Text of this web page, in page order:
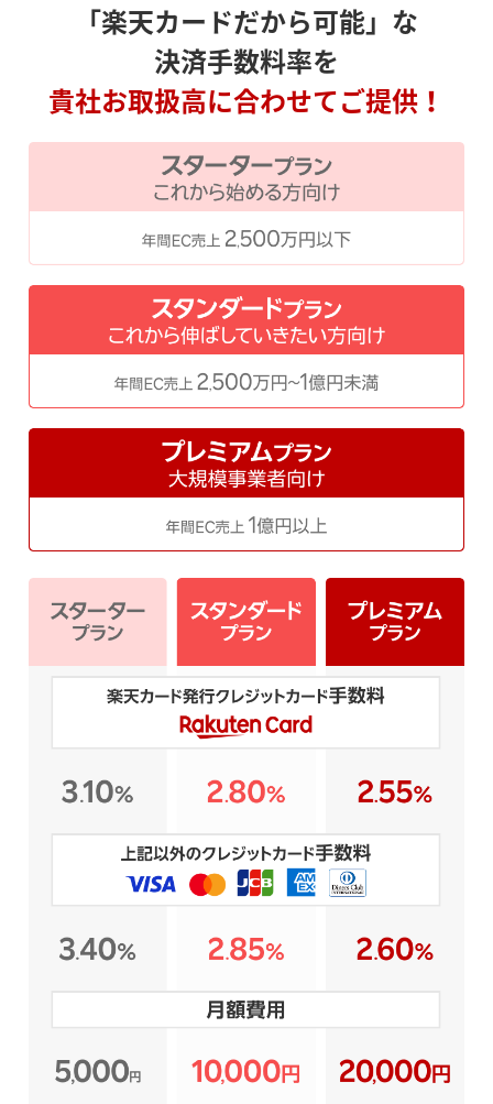
「楽天カードだから可能」な
決済手数料率を
貴社お取扱高に合わせてご提供！